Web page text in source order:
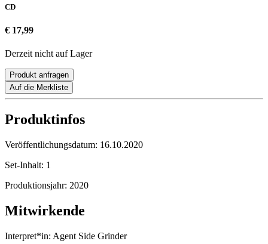
CD
€ 17,99
Derzeit nicht auf Lager
Produkt anfragen
Auf die Merkliste
Produktinfos
Veröffentlichungsdatum: 16.10.2020
Set-Inhalt: 1
Produktionsjahr: 2020
Mitwirkende
Interpret*in: Agent Side Grinder